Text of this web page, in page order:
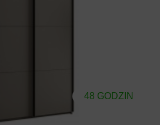
48 GODZIN